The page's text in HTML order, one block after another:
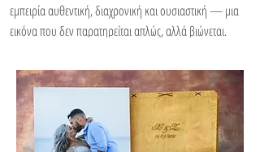
εμπειρία αυθεντική, διαχρονική και ουσιαστική — μια
εικόνα που δεν παρατηρείται απλώς, αλλά βιώνεται.